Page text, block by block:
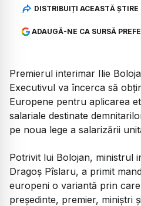
DISTRIBUIȚI ACEASTĂ ȘTIRE
ADAUGĂ-NE CA SURSĂ
Premierul interimar Ilie
Executivul va încerca să
Europene pentru aplicarea
salariale destinate
pe noua lege a salarizării
Potrivit lui Bolojan, ministrul
Dragoș Pîslaru, a primit
europeni o variantă prin
președinte, premier, miniștri